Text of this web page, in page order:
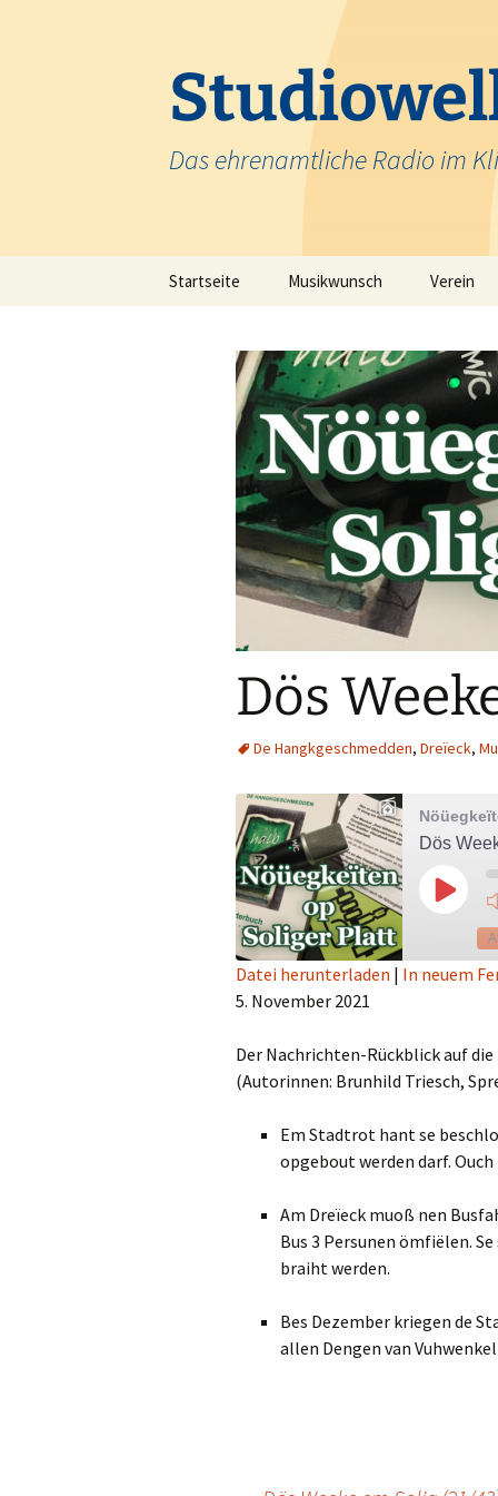
Das ehrenamtliche Radio im
Startseite Musikwunsch Verein
Dös
De Hangkgeschmedden, Dreïeck,
Dös
Play
Episode
TEILEN
LINK
Datei herunterladen | In neuem
5. November 2021
Der Nachrichten-Rückblick auf
(Autorinnen: Brunhild Triesch,
Em Stadtrot hant se
opgebout werden darf.
Am Dreïeck muoß nen
Bus 3 Persunen ömfiëlen.
braiht werden.
Bes Dezember kriegen de
allen Dengen van